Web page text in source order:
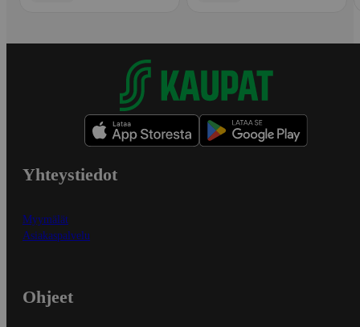
Yhteystiedot
Myymälät
Asiakaspalvelu
Ohjeet